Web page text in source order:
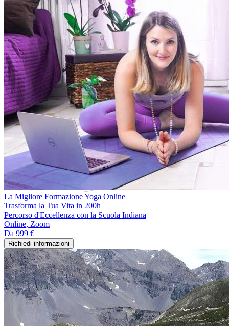
La Migliore Formazione Yoga Online
Trasforma la Tua Vita in 200h
Percorso d'Eccellenza con la Scuola Indiana
Online, Zoom
Da 999 €
Richiedi informazioni